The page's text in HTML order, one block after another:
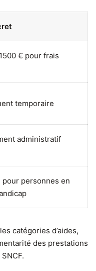
€ pour frais
temporaire
administratif
pour personnes en
catégories d’aides,
des prestations